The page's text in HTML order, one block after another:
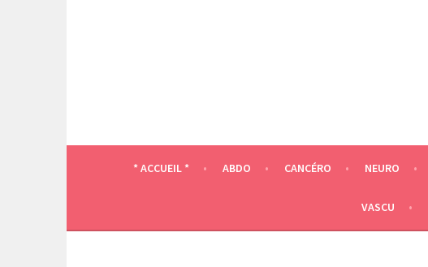
* ACCUEIL * ABDO CANCÉRO NEURO
VASCU